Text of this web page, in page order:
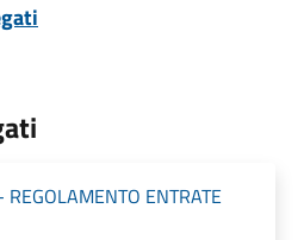
ENTRATE